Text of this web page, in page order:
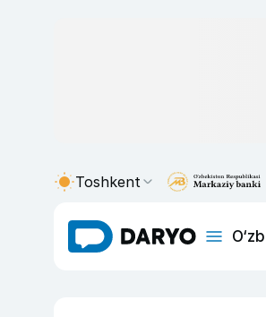
Toshkent